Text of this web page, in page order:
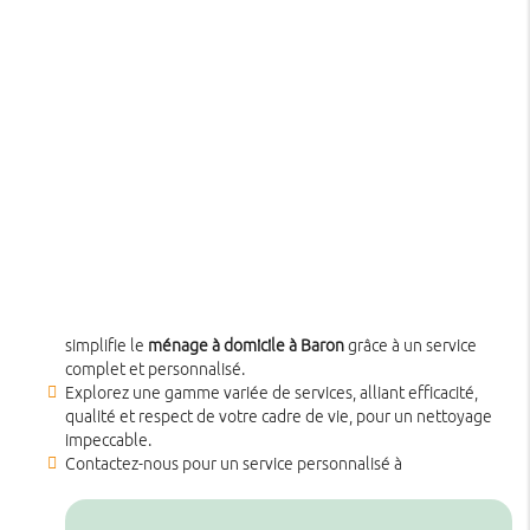
simplifie le ménage à domicile à Barongrâce à un service
complet et personnalisé.
Explorez une gamme variée de services, alliant efficacité,
qualité et respect de votre cadre de vie, pour un nettoyage
impeccable.
Contactez-nous pour un service personnalisé à